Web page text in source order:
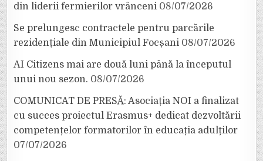
din liderii fermierilor vrânceni 08/07/2026
Se prelungesc contractele pentru parcările
rezidențiale din Municipiul Focșani 08/07/2026
AI Citizens mai are două luni până la începutul
unui nou sezon. 08/07/2026
COMUNICAT DE PRESĂ: Asociația NOI a finalizat
cu succes proiectul Erasmus+ dedicat dezvoltării
competențelor formatorilor în educația adulților
07/07/2026